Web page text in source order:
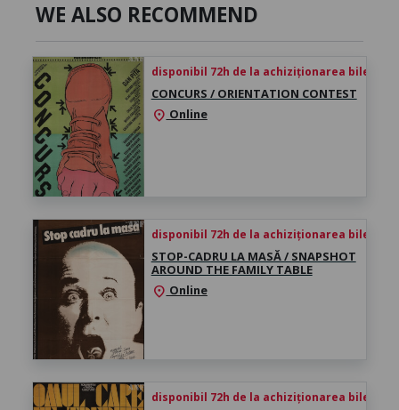
WE ALSO RECOMMEND
disponibil 72h de la achiziționarea biletului
CONCURS / ORIENTATION CONTEST
location_on Online
disponibil 72h de la achiziționarea biletului
STOP-CADRU LA MASĂ / SNAPSHOT
AROUND THE FAMILY TABLE
location_on Online
disponibil 72h de la achiziționarea biletului